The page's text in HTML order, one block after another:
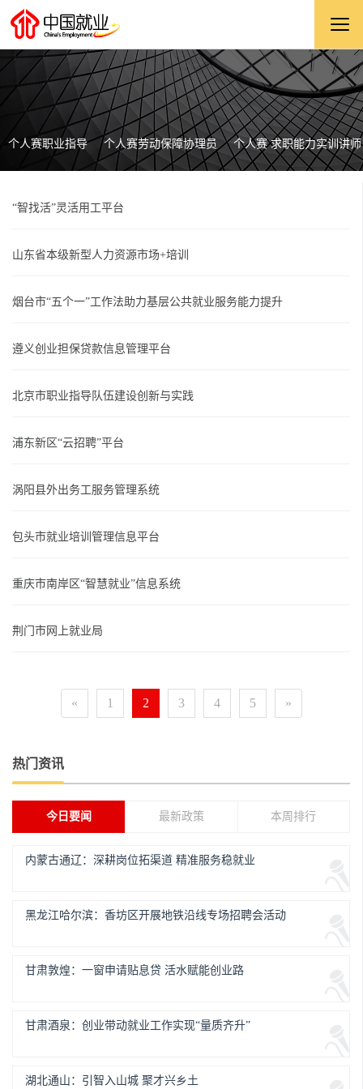
个人赛职业指导 个人赛劳动保障协理员 个人赛 求职能力实训讲师
“智找活”灵活用工平台
山东省本级新型人力资源市场+培训
烟台市“五个一”工作法助力基层公共就业服务能力提升
遵义创业担保贷款信息管理平台
北京市职业指导队伍建设创新与实践
浦东新区“云招聘”平台
涡阳县外出务工服务管理系统
包头市就业培训管理信息平台
重庆市南岸区“智慧就业”信息系统
荆门市网上就业局
« 1 2 3 4 5 »
热门资讯
今日要闻 最新政策 本周排行
内蒙古通辽：深耕岗位拓渠道 精准服务稳就业
黑龙江哈尔滨：香坊区开展地铁沿线专场招聘会活动
甘肃敦煌：一窗申请贴息贷 活水赋能创业路
甘肃酒泉：创业带动就业工作实现“量质齐升”
湖北通山：引智入山城 聚才兴乡土